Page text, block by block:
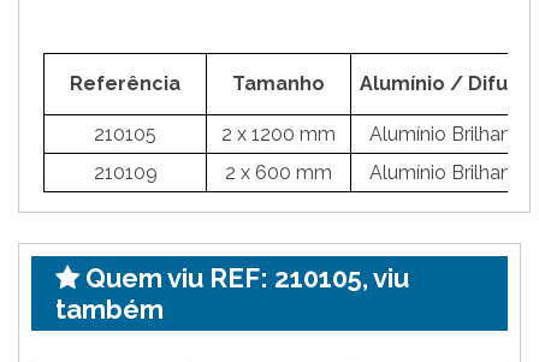
Referência Tamanho Alumínio / Difusor
210105 2 x 1200 mm
Alumínio Brilhante
210109
2 x 600 mm Alumínio Brilhante
Quem viu REF: 210105, viu
também